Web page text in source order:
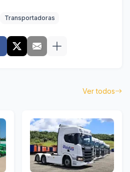
Transportadoras
Ver todos